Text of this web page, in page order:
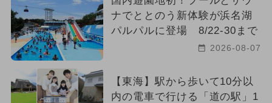
ナでととのう新体験が浜名湖
パルパルに登場 8/22-30まで
2026-08-07
【東海】駅から歩いて10分以
内の電車で行ける「道の駅」1